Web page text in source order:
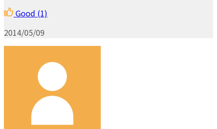
Good (1)
2014/05/09